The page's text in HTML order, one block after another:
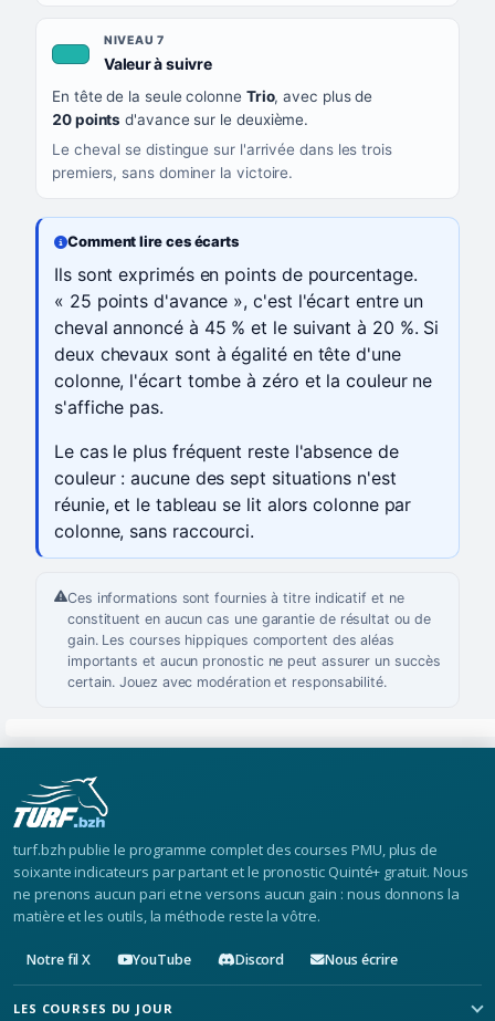
NIVEAU 7
Valeur à suivre, couleur turquoise
En tête de la seule colonne Trio, avec plus de
20 points d'avance sur le deuxième.
Le cheval se distingue sur l'arrivée dans les trois
premiers, sans dominer la victoire.
Comment lire ces écarts
Ils sont exprimés en points de pourcentage.
« 25 points d'avance », c'est l'écart entre un
cheval annoncé à 45 % et le suivant à 20 %. Si
deux chevaux sont à égalité en tête d'une
colonne, l'écart tombe à zéro et la couleur ne
s'affiche pas.
Le cas le plus fréquent reste l'absence de
couleur : aucune des sept situations n'est
réunie, et le tableau se lit alors colonne par
colonne, sans raccourci.
Ces informations sont fournies à titre indicatif et ne
constituent en aucun cas une garantie de résultat ou de
gain. Les courses hippiques comportent des aléas
importants et aucun pronostic ne peut assurer un succès
certain. Jouez avec modération et responsabilité.
turf.bzh publie le programme complet des courses PMU, plus de
soixante indicateurs par partant et le pronostic Quinté+ gratuit. Nous
ne prenons aucun pari et ne versons aucun gain : nous donnons la
matière et les outils, la méthode reste la vôtre.
Notre fil X YouTube Discord Nous écrire
LES COURSES DU JOUR